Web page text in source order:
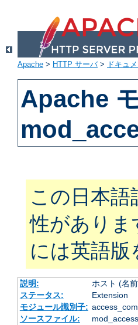
Apache > HTTP サーバ> ドキュ
Apache
この日本
性がありま
には英語
説明:
ホスト (名
ステータス:
Extension
モジュール識別子:
ソースファイル: